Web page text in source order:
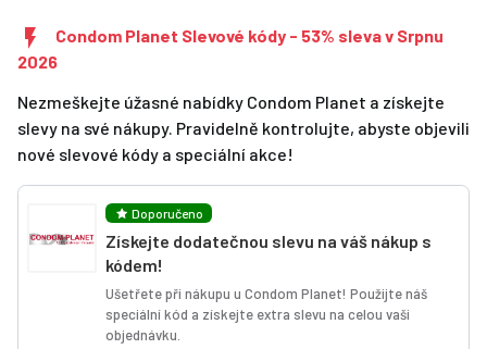
Condom Planet Slevové kódy - 53% sleva v Srpnu
2026
Nezmeškejte úžasné nabídky Condom Planet a získejte
slevy na své nákupy. Pravidelně kontrolujte, abyste objevili
nové slevové kódy a speciální akce!
Doporučeno
Získejte dodatečnou slevu na váš nákup s
kódem!
Ušetřete při nákupu u Condom Planet! Použijte náš
speciální kód a získejte extra slevu na celou vaši
objednávku.